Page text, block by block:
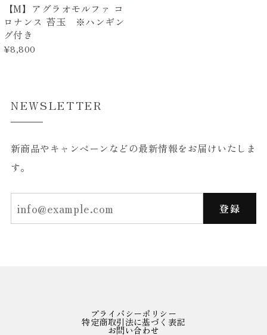
【M】アグラオモルファ コ
ロナンス 苔玉 ※ハンギン
グ付き
¥8,800
NEWSLETTER
新商品やキャンペーンなどの最新情報をお届けいたしま
す。
登録
プライバシーポリシー
特定商取引法に基づく表記
お問い合わせ